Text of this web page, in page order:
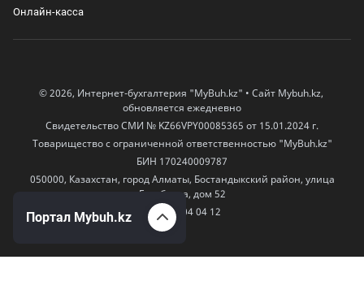
Онлайн-касса
© 2026, Интернет-бухгалтерия "MyBuh.kz" • Сайт Mybuh.kz,
обновляется ежедневно
Свидетельство СМИ № KZ66VPY00085365 от 15.01.2024 г.
Товарищество с ограниченной ответственностью "MyBuh.kz"
БИН 170240009787
050000, Казахстан, город Алматы, Бостандыкский район, улица
Егизбаева, дом 52
+7 777 504 04 12
Портал Mybuh.kz